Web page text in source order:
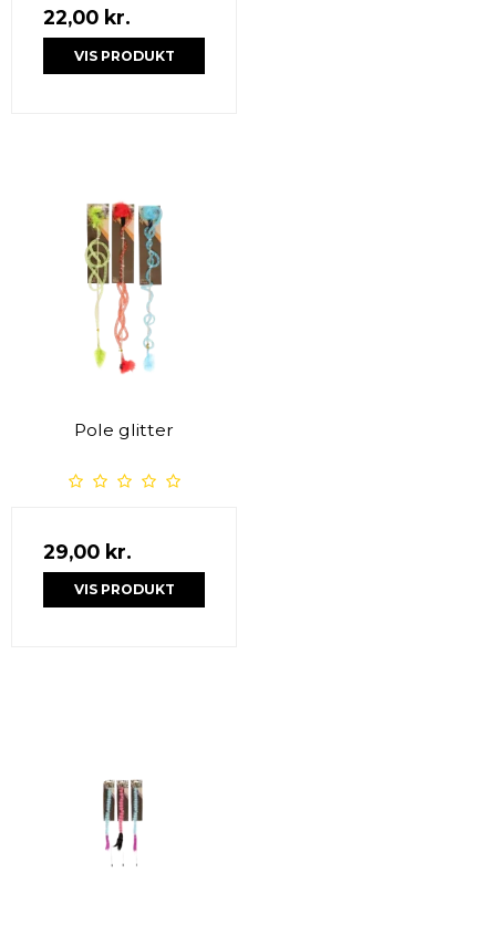
22,00 kr.
VIS PRODUKT
Pole glitter
29,00 kr.
VIS PRODUKT